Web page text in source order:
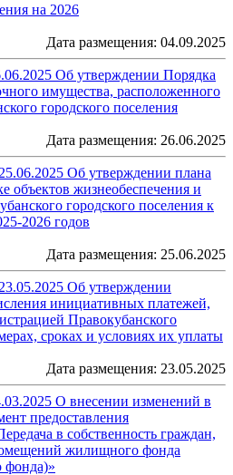
на 2026
Дата размещения: 04.09.2025
Об утверждении Порядка
имущества, расположенного
городского поселения
Дата размещения: 26.06.2025
Об утверждении плана
объектов жизнеобеспечения и
городского поселения к
2026 годов
Дата размещения: 25.06.2025
Об утверждении
инициативных платежей,
Правокубанского
сроках и условиях их уплаты
Дата размещения: 23.05.2025
О внесении изменений в
предоставления
в собственность граждан,
жилищного фонда
фонда)»